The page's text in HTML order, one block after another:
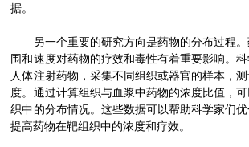
据。
另一个重要的研究方向是药物的分布过程。
围和速度对药物的疗效和毒性有着重要影响。
人体注射药物，采集不同组织或器官的样本，
度。通过计算组织与血浆中药物的浓度比值，
织中的分布情况。这些数据可以帮助科学家们优
提高药物在靶组织中的浓度和疗效。